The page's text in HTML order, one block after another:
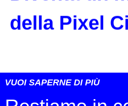
della Pixel
VUOI SAPERNE DI PIÙ